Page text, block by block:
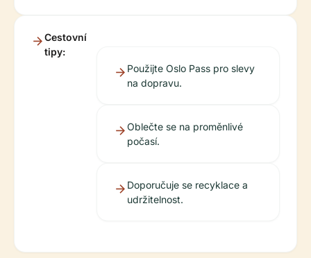
Cestovní
tipy:
Použijte Oslo Pass pro slevy
na dopravu.
Oblečte se na proměnlivé
počasí.
Doporučuje se recyklace a
udržitelnost.